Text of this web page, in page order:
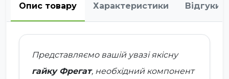
Опис товару Характеристики Відгуки
Представляємо вашій увазі якісну
гайку Фрегат, необхідний компонент